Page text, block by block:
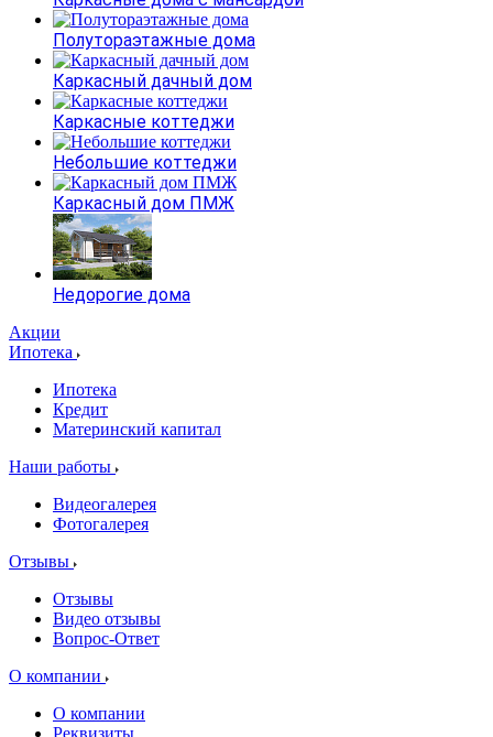
Полутораэтажные дома
Каркасный дачный дом
Каркасные коттеджи
Небольшие коттеджи
Каркасный дом ПМЖ
Недорогие дома
Акции
Ипотека
Ипотека
Кредит
Материнский капитал
Наши работы
Видеогалерея
Фотогалерея
Отзывы
Отзывы
Видео отзывы
Вопрос-Ответ
О компании
О компании
Реквизиты